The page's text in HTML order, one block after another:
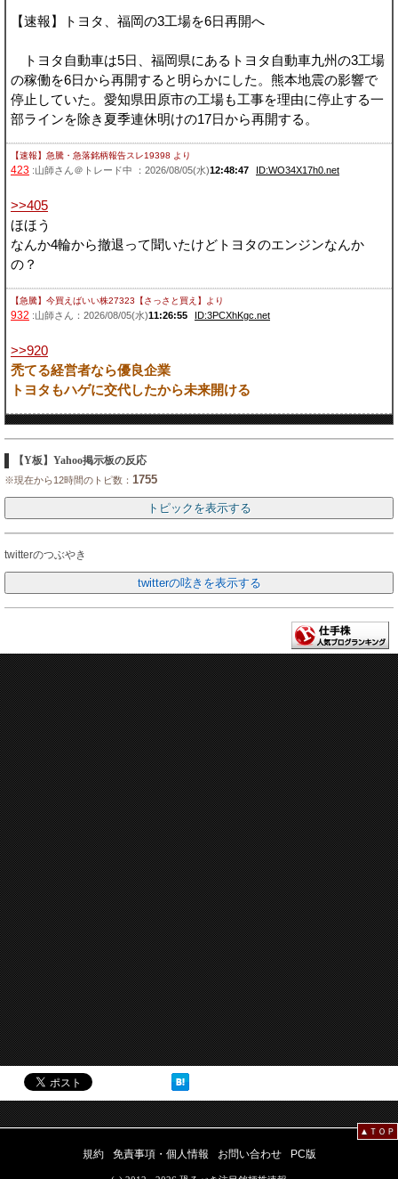
【速報】トヨタ、福岡の3工場を6日再開へ
トヨタ自動車は5日、福岡県にあるトヨタ自動車九州の3工場
の稼働を6日から再開すると明らかにした。熊本地震の影響で
停止していた。愛知県田原市の工場も工事を理由に停止する一
部ラインを除き夏季連休明けの17日から再開する。
【速報】急騰・急落銘柄報告スレ19398 より
423 :山師さん＠トレード中 ：2026/08/05(水)12:48:47 ID:WO34X17h0.net
>>405
ほほう
なんか4輪から撤退って聞いたけどトヨタのエンジンなんか
の？
【急騰】今買えばいい株27323【さっさと買え】 より
932 :山師さん：2026/08/05(水)11:26:55 ID:3PCXhKgc.net
>>920
禿てる経営者なら優良企業
トヨタもハゲに交代したから未来開ける
【Y板】Yahoo掲示板の反応
※現在から12時間のトピ数： 1755
twitterのつぶやき
▲ＴＯＰ
規約 免責事項・個人情報 お問い合わせ PC版